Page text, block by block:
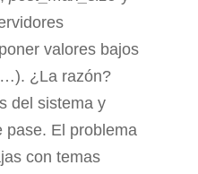
valores bajos
¿La razón?
del sistema y
pase. El problema
con temas